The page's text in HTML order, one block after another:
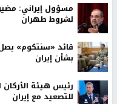
مسؤول إيراني:
لشروط طهران
قائد «سنتكوم»
بشأن إيران
رئيس هيئة
للتصعيد مع إيران